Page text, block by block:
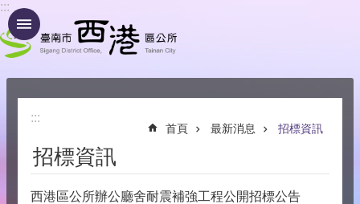
跳到主要內容區塊
:::
:::
首頁 最新消息 招標資訊
招標資訊
西港區公所辦公廳舍耐震補強工程公開招標公告